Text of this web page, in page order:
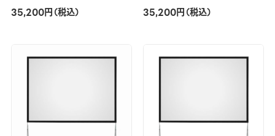
35,200円（税込） 35,200円（税込）